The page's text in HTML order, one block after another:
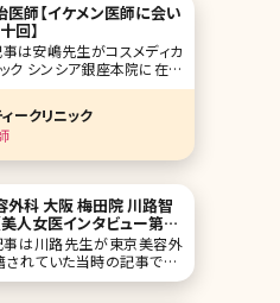
医師【イケメン医師に会い
回】
は安嶋先生がコスメディカ
ク シンシア銀座本院に在籍
当時の記事です。 人気企画
戦区、東京・銀座に本院を
メディカルクリニック シンシ
治（あじま やすはる）先生で
ークリニック
外科 大阪 梅田院 川路智
人女医インタビュー第十
は川路先生が東京美容外
れていた当時の記事です。
との嬉しいお声もいただく、